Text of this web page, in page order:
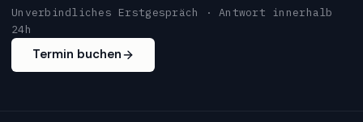
Unverbindliches Erstgespräch · Antwort innerhalb
24h
Termin buchen